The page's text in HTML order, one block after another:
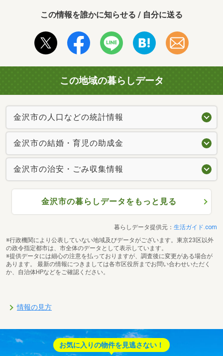
この情報を誰かに知らせる / 自分に送る
この地域の暮らしデータ
金沢市の人口などの統計情報
金沢市の結婚・育児の助成金
金沢市の治安・ごみ収集情報
金沢市の暮らしデータをもっと見る
暮らしデータ提供元： 生活ガイド.com
※行政機関により公表していない地域及びデータがございます。東京23区以外
の政令指定都市は、市全体のデータとして表示しています。
※提供データには細心の注意を払っておりますが、調査後に変更がある場合が
あります。 最新の情報につきましては各市区役所までお問い合わせいただく
か、自治体HPなどをご確認ください。
情報の見方
お気に入りの物件を見逃さない！